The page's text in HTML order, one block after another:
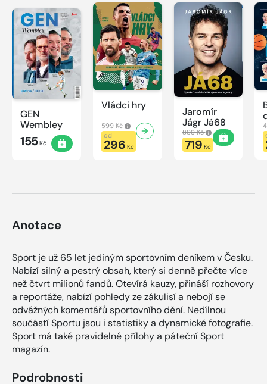
GEN
Wembley
155Kč
Vládci hry
599 Kč
od
296 Kč
Jaromír
Jágr Já68
899 Kč
719 Kč
Anotace
Sport je už 65 let jediným sportovním deníkem v Česku.
Nabízí silný a pestrý obsah, který si denně přečte více
než čtvrt milionů fandů. Otevírá kauzy, přináší rozhovory
a reportáže, nabízí pohledy ze zákulisí a nebojí se
odvážných komentářů sportovního dění. Nedílnou
součástí Sportu jsou i statistiky a dynamické fotografie.
Sport má také pravidelné přílohy a páteční Sport
magazín.
Podrobnosti